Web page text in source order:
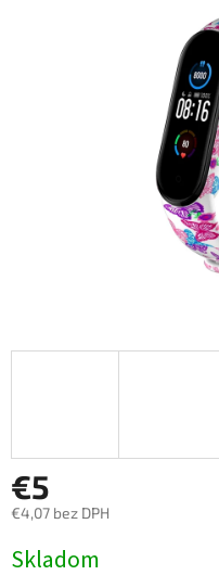
€5
€4,07 bez DPH
cena:
Skladom